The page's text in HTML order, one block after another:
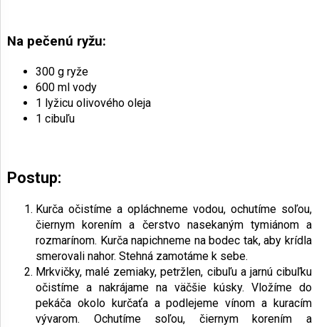
Na pečenú ryžu:
300 g ryže
600 ml vody
1 lyžicu olivového oleja
1 cibuľu
Postup:
Kurča očistíme a opláchneme vodou, ochutíme soľou,
čiernym korením a čerstvo nasekaným tymiánom a
rozmarínom. Kurča napichneme na bodec tak, aby krídla
smerovali nahor. Stehná zamotáme k sebe.
Mrkvičky, malé zemiaky, petržlen, cibuľu a jarnú cibuľku
očistíme a nakrájame na väčšie kúsky. Vložíme do
pekáča okolo kurčaťa a podlejeme vínom a kuracím
vývarom. Ochutíme soľou, čiernym korením a